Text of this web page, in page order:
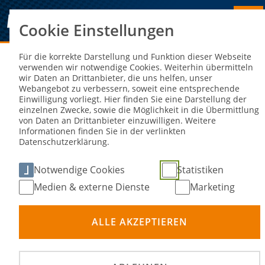
Sie sind hier: NEWS
News
Nach Kategorie filtern
vorherige Seite
1 Seite
2 Seite
3 Seite
4
5
Seite
13 Seite
14 nächste
Cookie Einstellungen
Für die korrekte Darstellung und Funktion dieser Webseite
verwenden wir notwendige Cookies. Weiterhin übermitteln
wir Daten an Drittanbieter, die uns helfen, unser
Webangebot zu verbessern, soweit eine entsprechende
Einwilligung vorliegt. Hier finden Sie eine Darstellung der
einzelnen Zwecke, sowie die Möglichkeit in die Übermittlung
von Daten an Drittanbieter einzuwilligen. Weitere
Informationen finden Sie in der verlinkten
Datenschutzerklärung.
Notwendige Cookies
Statistiken
Medien & externe Dienste
Marketing
ALLE AKZEPTIEREN